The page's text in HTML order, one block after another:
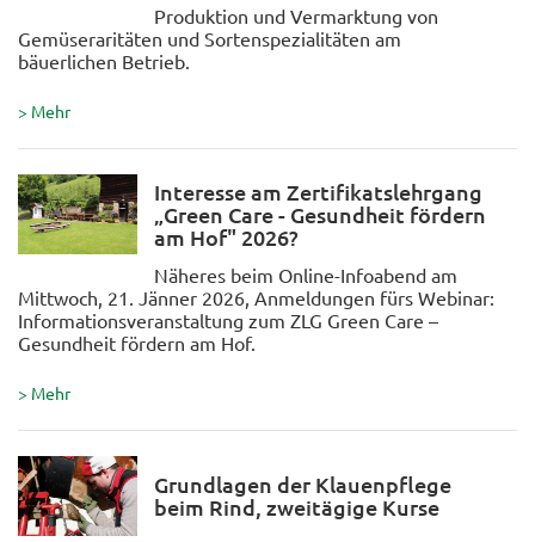
Produktion und Vermarktung von
Gemüseraritäten und Sortenspezialitäten am
bäuerlichen Betrieb.
> Mehr
Interesse am Zertifikatslehrgang
„Green Care - Gesundheit fördern
am Hof" 2026?
Näheres beim Online-Infoabend am
Mittwoch, 21. Jänner 2026, Anmeldungen fürs Webinar:
Informationsveranstaltung zum ZLG Green Care –
Gesundheit fördern am Hof.
> Mehr
Grundlagen der Klauenpflege
beim Rind, zweitägige Kurse